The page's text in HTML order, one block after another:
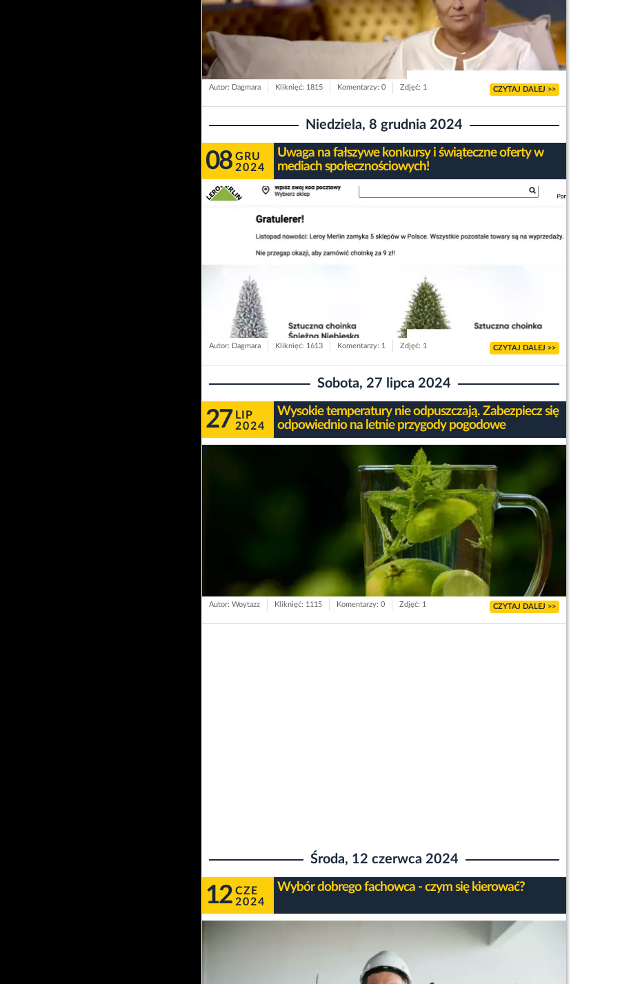
Autor: Dagmara Kliknięć: 1815 Komentarzy: 0 Zdjęć: 1 CZYTAJ DALEJ >>
Niedziela, 8 grudnia 2024
08 GRU
2024
Uwaga na fałszywe konkursy i świąteczne oferty w
mediach społecznościowych!
Autor: Dagmara Kliknięć: 1613 Komentarzy: 1 Zdjęć: 1 CZYTAJ DALEJ >>
Sobota, 27 lipca 2024
27 LIP
2024
Wysokie temperatury nie odpuszczają. Zabezpiecz się
odpowiednio na letnie przygody pogodowe
Autor: Woytazz Kliknięć: 1115 Komentarzy: 0 Zdjęć: 1 CZYTAJ DALEJ >>
Środa, 12 czerwca 2024
12 CZE
2024
Wybór dobrego fachowca - czym się kierować?